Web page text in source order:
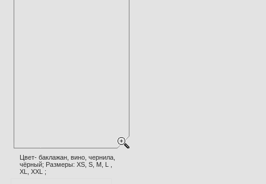
Цвет- баклажан, вино, чернила,
чёрный; Размеры: XS, S, M, L ,
XL, XXL ;